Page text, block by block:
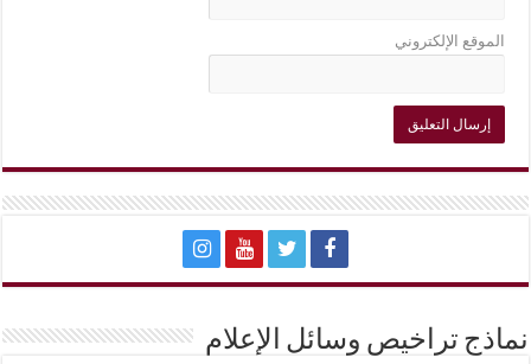
الموقع الإلكتروني
نماذج تراخيص وسائل الإعلام